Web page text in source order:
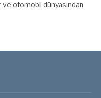
otomobil dünyasından